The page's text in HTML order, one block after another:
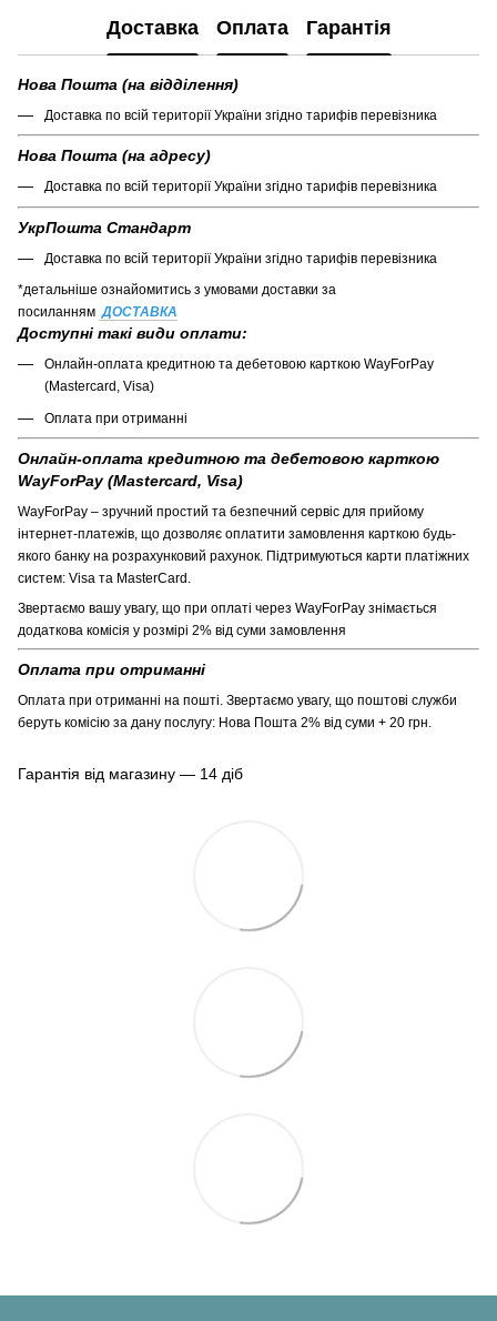
Доставка Оплата Гарантія
Нова Пошта (на відділення)
Доставка по всій території України згідно тарифів перевізника
Нова Пошта (на адресу)
Доставка по всій території України згідно тарифів перевізника
УкрПошта Стандарт
Доставка по всій території України згідно тарифів перевізника
*детальніше ознайомитись з умовами доставки за
посиланням ДОСТАВКА
Доступні такі види оплати:
Онлайн-оплата кредитною та дебетовою карткою WayForPay
(Mastercard, Visa)
Оплата при отриманні
Онлайн-оплата кредитною та дебетовою карткою
WayForPay (Mastercard, Visa)
WayForPay – зручний простий та безпечний сервіс для прийому
інтернет-платежів, що дозволяє оплатити замовлення карткою будь-
якого банку на розрахунковий рахунок. Підтримуються карти платіжних
систем: Visa та MasterCard.
Звертаємо вашу увагу, що при оплаті через WayForPay знімається
додаткова комісія у розмірі 2% від суми замовлення
Оплата при отриманні
Оплата при отриманні на пошті. Звертаємо увагу, що поштові служби
беруть комісію за дану послугу: Нова Пошта 2% від суми + 20 грн.
Гарантія від магазину — 14 діб